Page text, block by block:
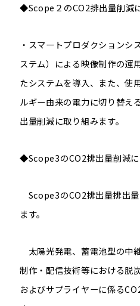
◆Scope ２のCO2排出量削減
・スマートプロダクションシ
ステム）による映像制作の運
たシステムを導入、また、使
ルギー由来の電力に切り替え
出量削減に取り組みます。
◆Scope3のCO2排出量削減
Scope3のCO2排出量排出
ます。
太陽光発電、蓄電池型の中
制作・配信技術等における脱
およびサプライヤーに係る